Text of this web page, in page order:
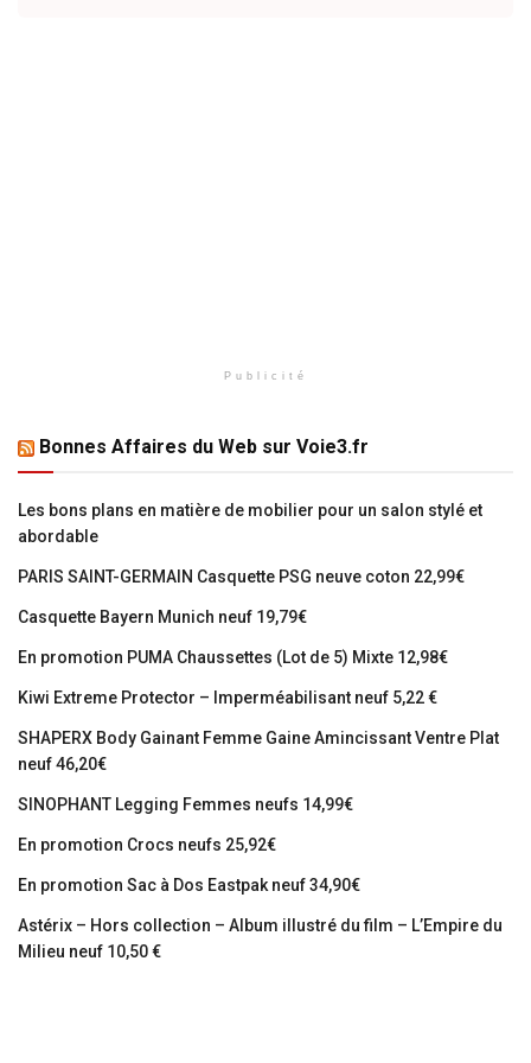
Publicité
Bonnes Affaires du Web sur Voie3.fr
Les bons plans en matière de mobilier pour un salon stylé et
abordable
PARIS SAINT-GERMAIN Casquette PSG neuve coton 22,99€
Casquette Bayern Munich neuf 19,79€
En promotion PUMA Chaussettes (Lot de 5) Mixte 12,98€
Kiwi Extreme Protector – Imperméabilisant neuf 5,22 €
SHAPERX Body Gainant Femme Gaine Amincissant Ventre Plat
neuf 46,20€
SINOPHANT Legging Femmes neufs 14,99€
En promotion Crocs neufs 25,92€
En promotion Sac à Dos Eastpak neuf 34,90€
Astérix – Hors collection – Album illustré du film – L’Empire du
Milieu neuf 10,50 €